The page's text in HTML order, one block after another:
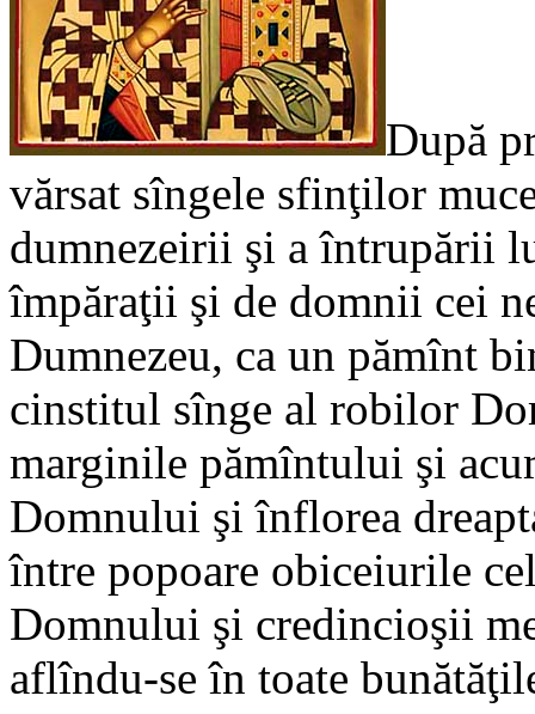
După
vărsat sîngele sfinţilor
dumnezeirii şi a întrupării
împăraţii şi de domnii cei
Dumnezeu, ca un pămînt
cinstitul sînge al robilor
marginile pămîntului şi
Domnului şi înflorea
între popoare obiceiurile
Domnului şi credincioşii
aflîndu-se în toate